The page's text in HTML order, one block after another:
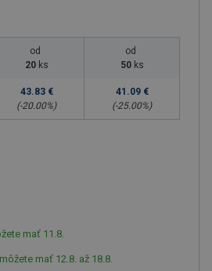
od
20 ks
43.83 €
(-20.00%)
od
50 ks
41.09 €
(-25.00%)
mať 11.8.
mať 12.8. až 18.8.